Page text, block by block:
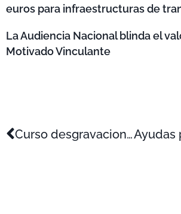
euros para infraestructuras de
La Audiencia Nacional blinda el
Motivado Vinculante
Curso desgravaciones fiscales por muestrario en Elda